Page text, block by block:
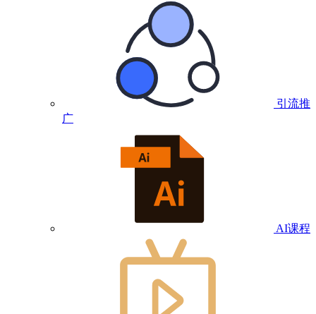
引流推
广
AI课程